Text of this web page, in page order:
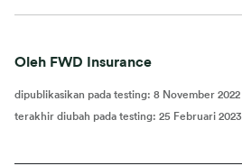
Oleh FWD Insurance
dipublikasikan pada testing: 8 November 2022
terakhir diubah pada testing: 25 Februari 2023